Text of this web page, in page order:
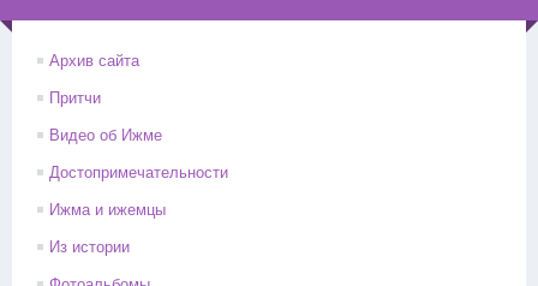
Архив сайта
Притчи
Видео об Ижме
Достопримечательности
Ижма и ижемцы
Из истории